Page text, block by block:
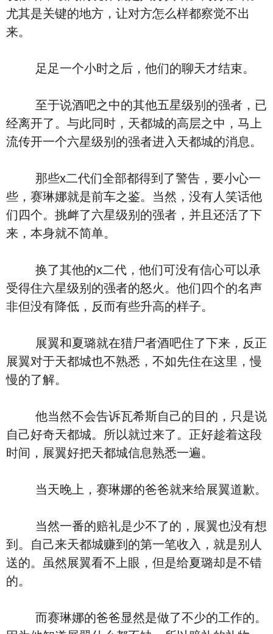
尤其是关键的地方，让对方怎么样都察觉不出
来。
足足一个小时之后，他们的聊天才结束。
至于说酒吧之中的其他五星级别的强者，已
经离开了。与此同时，天都城的高层之中，马上
流传开一个六星级别的强者进入天都城的消息。
那些x二代们全部都得到了警告，要小心一
些，赛琳娜就是前车之鉴。当然，没有人笑话他
们四个。挑衅了六星级别的强者，并且还活了下
来，本身就不简单。
换了其他的x二代，他们可没有信心可以承
受得住六星级别的强者的怒火。他们四个的名声
非但没有降低，反而有些升高的样子。
展翼和夏璐就在猎尸者酒吧住了下来，反正
展翼对于天都城也不熟悉，不如先住在这里，慢
慢的了解。
他当然不会告诉瓦希斯自己的目的，只是说
自己好奇天都城。所以就过来了。正好趁着这段
时间，展翼好把天都城信息熟悉一遍。
当天晚上，赛琳娜的爸爸就来给展翼道歉。
当然一番的赔礼是少不了的，展翼也没有想
到。自己来天都城赚到的第一笔收入，就是别人
送的。虽然展翼看不上眼，但是给夏璐却是不错
的。
而赛琳娜的爸爸显然是做了不少的工作的。